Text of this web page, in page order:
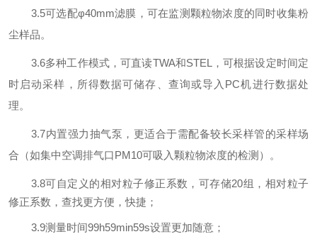
3.5可选配φ40mm滤膜，可在监测颗粒物浓度的同时收集粉
尘样品。
3.6多种工作模式，可直读TWA和STEL，可根据设定时间定
时启动采样，所得数据可储存、查询或导入PC机进行数据处
理。
3.7内置强力抽气泵，更适合于需配备较长采样管的采样场
合（如集中空调排气口PM10可吸入颗粒物浓度的检测）。
3.8可自定义的相对粒子修正系数，可存储20组，相对粒子
修正系数，查找更方便，快捷；
3.9测量时间99h59min59s设置更加随意；